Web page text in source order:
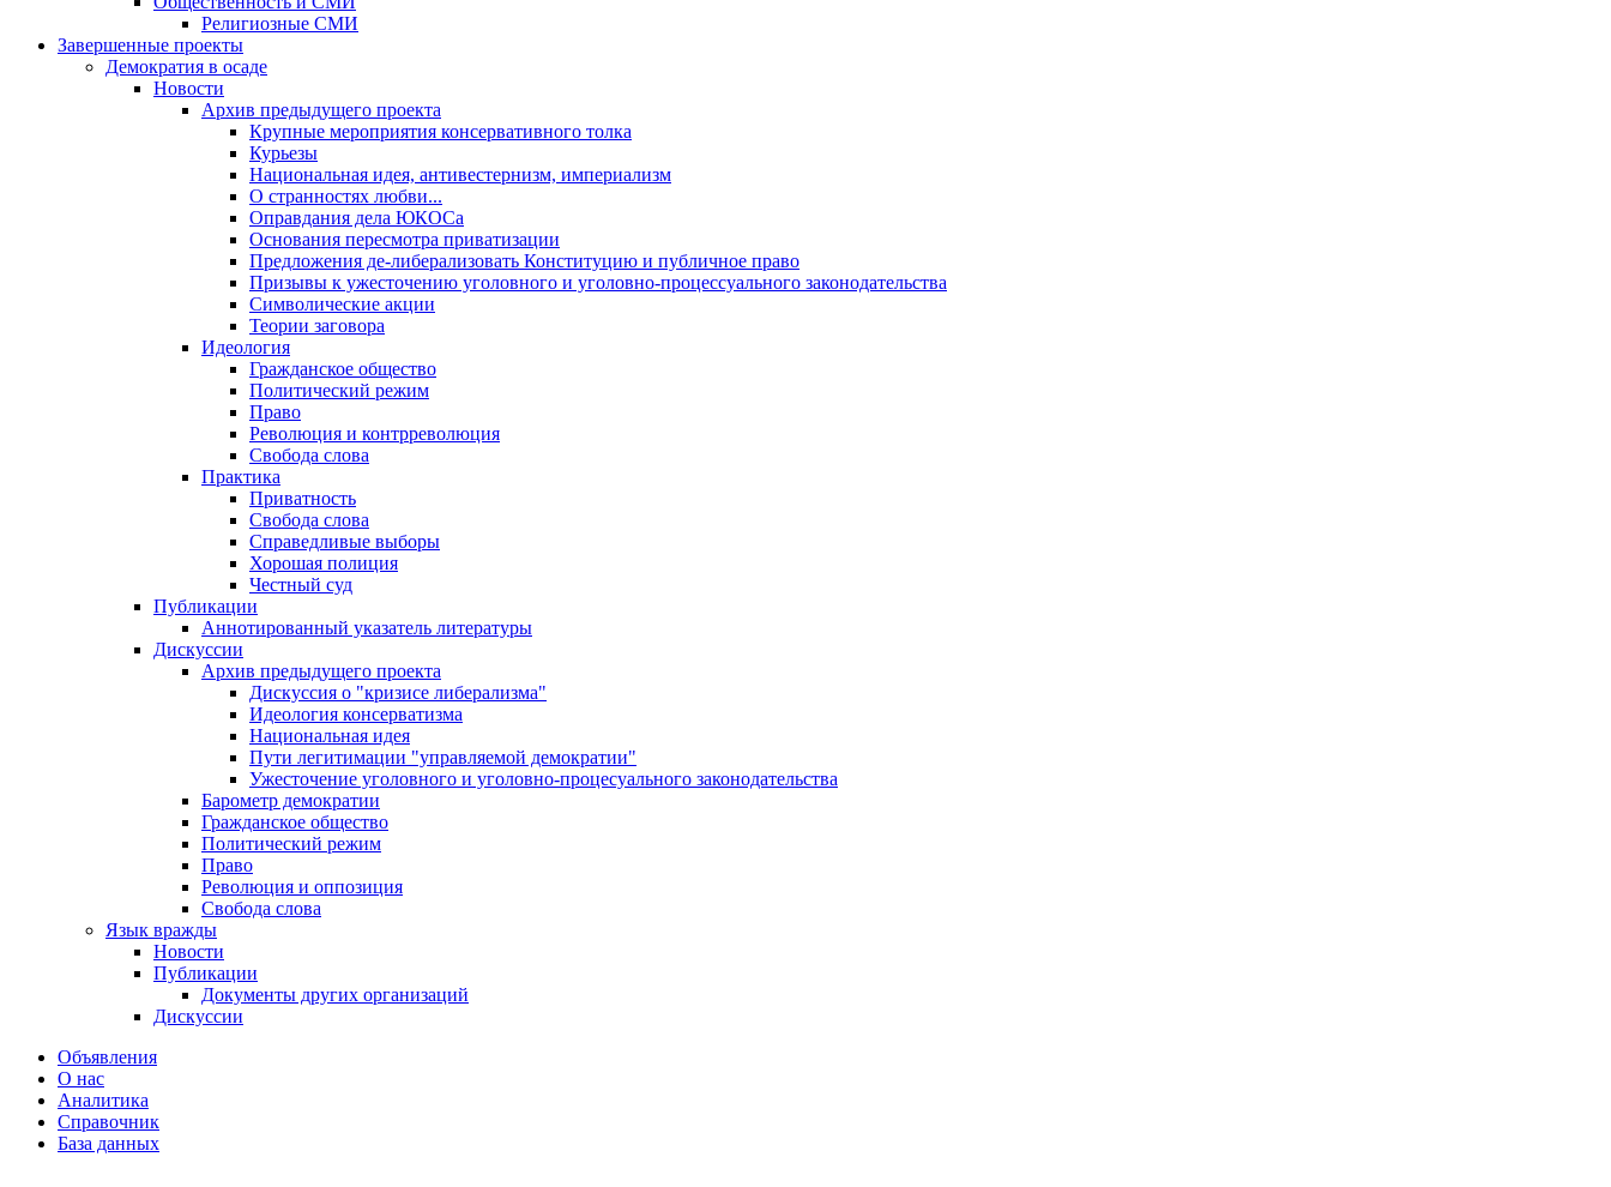
Религиозные СМИ
Завершенные проекты
Демократия в осаде
Новости
Архив предыдущего проекта
Крупные мероприятия консервативного толка
Курьезы
Национальная идея, антивестернизм, империализм
О странностях любви...
Оправдания дела ЮКОСа
Основания пересмотра приватизации
Предложения де-либерализовать Конституцию и публичное право
Призывы к ужесточению уголовного и уголовно-процессуального законодательства
Символические акции
Теории заговора
Идеология
Гражданское общество
Политический режим
Право
Революция и контрреволюция
Свобода слова
Практика
Приватность
Свобода слова
Справедливые выборы
Хорошая полиция
Честный суд
Публикации
Аннотированный указатель литературы
Дискуссии
Архив предыдущего проекта
Дискуссия о "кризисе либерализма"
Идеология консерватизма
Национальная идея
Пути легитимации "управляемой демократии"
Ужесточение уголовного и уголовно-процесуального законодательства
Барометр демократии
Гражданское общество
Политический режим
Право
Революция и оппозиция
Свобода слова
Язык вражды
Новости
Публикации
Документы других организаций
Дискуссии
Объявления
О нас
Аналитика
Справочник
База данных